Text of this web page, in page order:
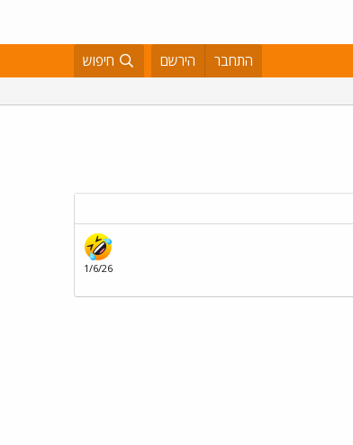
התחבר הירשם חיפוש
1/6/26